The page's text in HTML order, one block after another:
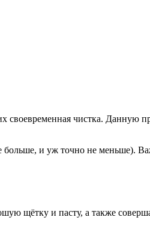
своевременная чистка. Данную
и уж точно не меньше).
щётку и пасту, а также